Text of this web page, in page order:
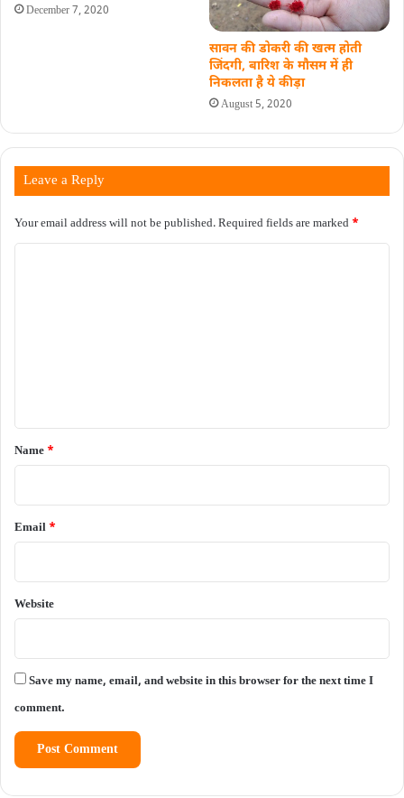
December 7, 2020
सावन की डोकरी की खत्म होती
जिंदगी, बारिश के मौसम में ही
निकलता है ये कीड़ा
August 5, 2020
Leave a Reply
Your email address will not be published.Required fields are marked *
*
Name *
Email *
Website
Save my name, email, and website in this browser for the next time I
comment.